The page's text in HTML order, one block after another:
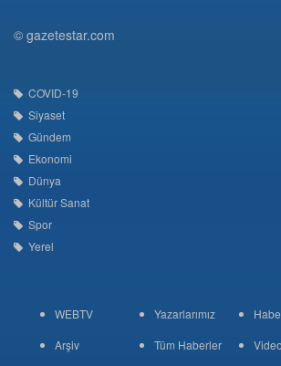
© gazetestar.com
Siyaset
Dünya
Arşiv